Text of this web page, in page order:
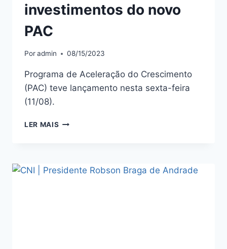
investimentos do novo
PAC
Poradmin 08/15/2023
Programa de Aceleração do Crescimento
(PAC) teve lançamento nesta sexta-feira
(11/08).
LER MAIS